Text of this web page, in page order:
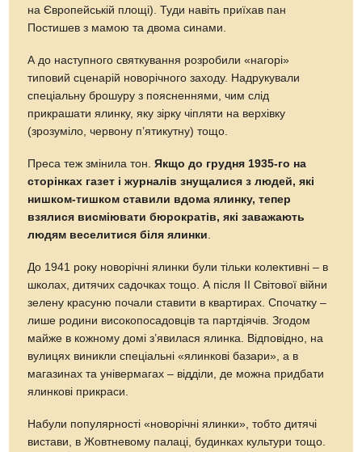
на Європейській площі). Туди навіть приїхав пан
Постишев з мамою та двома синами.
А до наступного святкування розробили «нагорі»
типовий сценарій новорічного заходу. Надрукували
спеціальну брошуру з поясненнями, чим слід
прикрашати ялинку, яку зірку чіпляти на верхівку
(зрозуміло, червону п’ятикутну) тощо.
Преса теж змінила тон.Якщо до грудня 1935-го на
сторінках газет і журналів знущалися з людей, які
нишком-тишком ставили вдома ялинку, тепер
взялися висміювати бюрократів, які заважають
людям веселитися біля ялинки.
До 1941 року новорічні ялинки були тільки колективні – в
школах, дитячих садочках тощо. А після ІІ Світової війни
зелену красуню почали ставити в квартирах. Спочатку –
лише родини високопосадовців та партдіячів. Згодом
майже в кожному домі з’явилася ялинка. Відповідно, на
вулицях виникли спеціальні «ялинкові базари», а в
магазинах та універмагах – відділи, де можна придбати
ялинкові прикраси.
Набули популярності «новорічні ялинки», тобто дитячі
вистави, в Жовтневому палаці, будинках культури тощо.